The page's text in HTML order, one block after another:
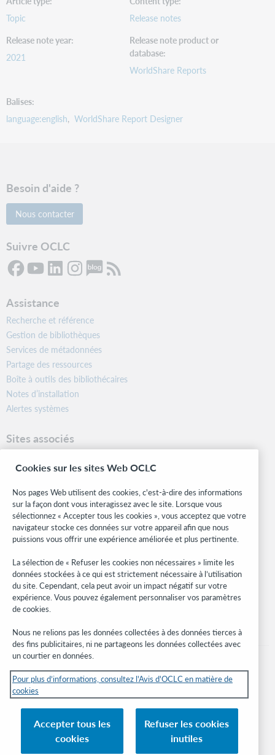
Topic
Release notes
Release note year
2021
Release note product or
database
WorldShare Reports
Balises
language:english
WorldShare Report Designer
Besoin d'aide ?
Nous contacter
Suivre OCLC
Assistance
Recherche et référence
Gestion de bibliothèques
Services de métadonnées
Partage des ressources
Boîte à outils des bibliothécaires
Notes d’installation
Alertes systèmes
Sites associés
Formats bibliographiques
Research
WebJunction
Réseau des développeurs
Soyez informé
Recevez les dernières nouvelles sur les produits et services, des
études, des événements, et plus.
© 2026 OCLC
Inc. et de ses affiliés.
Avis sur les cookies Gérer mes cookies
Déclaration de confidentialité
Cookies sur les sites Web OCLC
Nos pages Web utilisent des cookies, c'est-à-dire des informations
sur la façon dont vous interagissez avec le site. Lorsque vous
sélectionnez « Accepter tous les cookies », vous acceptez que votre
navigateur stocke ces données sur votre appareil afin que nous
puissions vous offrir une expérience améliorée et plus pertinente.
La sélection de « Refuser les cookies non nécessaires » limite les
données stockées à ce qui est strictement nécessaire à l’utilisation
du site. Cependant, cela peut avoir un impact négatif sur votre
expérience. Vous pouvez également personnaliser vos paramètres
de cookies.
Nous ne relions pas les données collectées à des données tierces à
des fins publicitaires, ni ne partageons les données collectées avec
un courtier en données.
Pour plus d’informations, consultez l'Avis d'OCLC en matière de
cookies
Accepter tous les
cookies
Refuser les cookies
inutiles